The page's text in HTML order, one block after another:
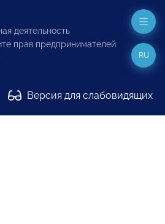
деятельность
прав предпринимателей
Версия для слабовидящих
RU